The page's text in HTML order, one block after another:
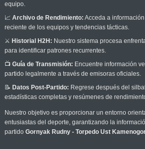
equipo.
📈 Archivo de Rendimiento: Acceda a
reciente de los equipos y tendencias tácticas.
⚔️ Historial H2H: Nuestro sistema procesa
para identificar patrones recurrentes.
📺 Guía de Transmisión: Encuentre información
partido legalmente a través de emisoras oficiales.
📝 Datos Post-Partido: Regrese después del
estadísticas completas y resúmenes de
Nuestro objetivo es proporcionar un entorno
entusiastas del deporte, garantizando la
partido Gornyak Rudny - Torpedo Ust